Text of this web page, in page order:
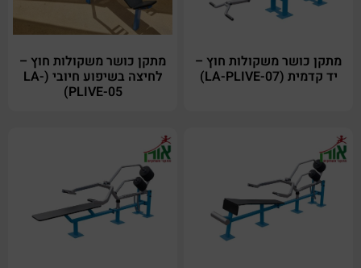
מתקן כושר משקולות חוץ –
יד קדמית (LA-PLIVE-07)
מתקן כושר משקולות חוץ –
לחיצה בשיפוע חיובי (LA-
PLIVE-05)